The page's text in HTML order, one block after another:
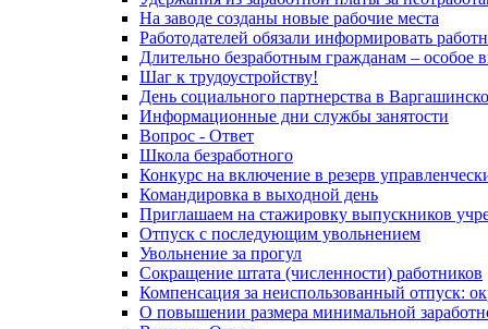
На заводе созданы новые рабочие места
Работодателей обязали информировать
Длительно безработным гражданам – особое
Шаг к трудоустройству!
День социального партнерства в
Информационные дни службы занятости
Вопрос - Ответ
Школа безработного
Конкурс на включение в резерв
Командировка в выходной день
Приглашаем на стажировку выпускников
Отпуск с последующим увольнением
Увольнение за прогул
Сокращение штата (численности) работников
Компенсация за неиспользованный отпуск:
О повышении размера минимальной